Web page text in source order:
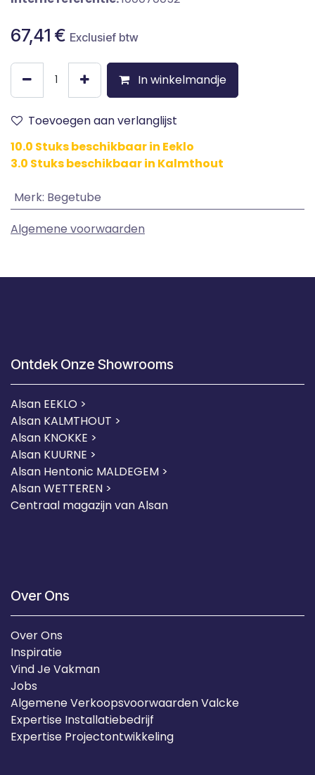
67,41 € Exclusief btw
In winkelmandje
Toevoegen aan verlanglijst
10.0 Stuks beschikbaar in Eeklo
3.0 Stuks beschikbaar in Kalmthout
Merk: Begetube
Algemene voorwaarden
Ontdek Onze Showrooms
Alsan EEKLO >
Alsan KALMTHOUT >
Alsan KNOKKE >
Alsan KUURNE >
Alsan Hentonic MALDEGEM >
Alsan WETTEREN >
Centraal magazijn van Alsan
Over Ons
Over Ons
Inspiratie
Vind Je Vakman
Jobs
Algemene Verkoopsvoorwaarden Valcke
Expertise Installatiebedrijf
Expertise Projectontwikkeling